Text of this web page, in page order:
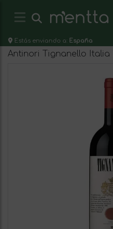
Estás enviando a: España
Antinori Tignanello Italia